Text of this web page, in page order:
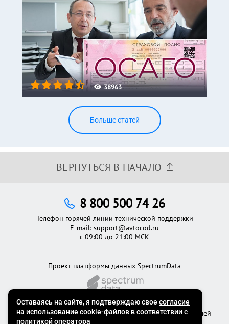
38963
Больше статей
ВЕРНУТЬСЯ В НАЧАЛО
©2012 - 2026Официальный сервис проверки автомобилей
Проект платформы данных SpectrumData
8 800 500 74 26
Телефон горячей линии технической поддержки
E-mail: support@avtocod.ru
с 09:00 до 21:00 МСК